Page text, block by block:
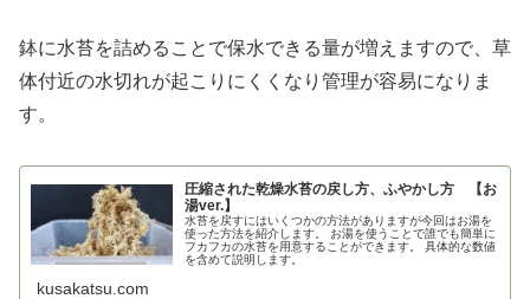
鉢に水苔を詰めることで保水できる量が増えますので、草
体付近の水切れが起こりにくくなり管理が容易になりま
す。
圧縮された乾燥水苔の戻し方、ふやかし方 【お
湯ver.】
水苔を戻すにはいくつかの方法がありますが今回はお湯を
使った方法を紹介します。 お湯を使うことで誰でも簡単に
フカフカの水苔を用意することができます。 具体的な数値
を含めて説明します。
kusakatsu.com